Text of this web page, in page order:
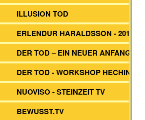
ILLUSION TOD
ERLENDUR HARALDSSON - 2017
DER TOD – EIN NEUER ANFANG?
DER TOD - WORKSHOP HECHINGEN
NUOVISO - STEINZEIT TV
BEWUSST.TV